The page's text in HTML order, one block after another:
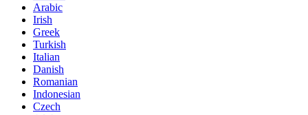
Arabic
Irish
Greek
Turkish
Italian
Danish
Romanian
Indonesian
Czech